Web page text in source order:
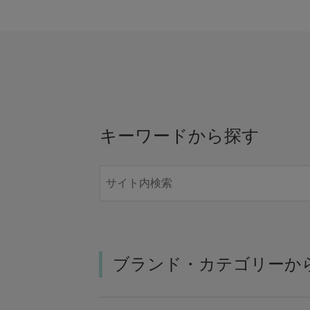
キーワードから探す
ブランド・カテゴリーか